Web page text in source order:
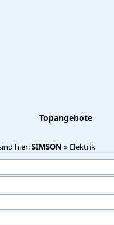
Topangebote
hier:SIMSON » Elektrik